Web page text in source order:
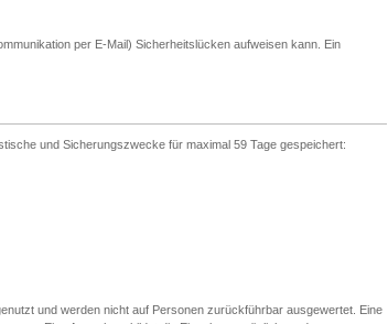
per E-Mail) Sicherheitslücken aufweisen kann. Ein
und Sicherungszwecke für maximal 59 Tage gespeichert:
und werden nicht auf Personen zurückführbar ausgewertet. Eine